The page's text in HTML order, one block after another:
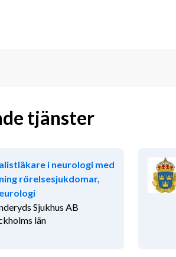
tjänster
i neurologi med
rörelsesjukdomar,
Sjukhus AB
län